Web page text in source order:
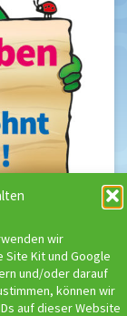
wir
Site Kit und Google
und/oder darauf
können wir
auf dieser Website